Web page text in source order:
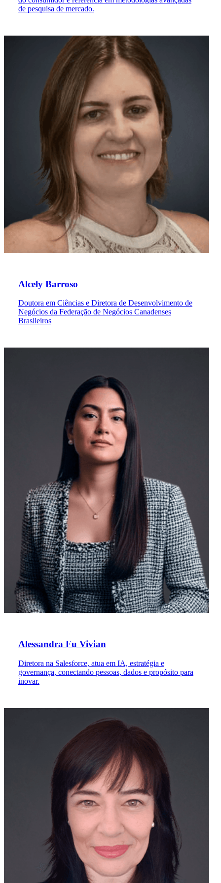
de pesquisa de mercado.
Alcely Barroso
Doutora em Ciências e Diretora de Desenvolvimento de
Negócios da Federação de Negócios Canadenses
Brasileiros
Alessandra Fu Vivian
Diretora na Salesforce, atua em IA, estratégia e
governança, conectando pessoas, dados e propósito para
inovar.